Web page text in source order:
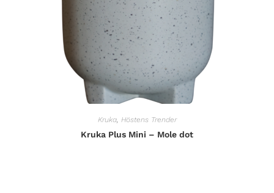
Kruka, Höstens Trender
Kruka Plus Mini – Mole dot